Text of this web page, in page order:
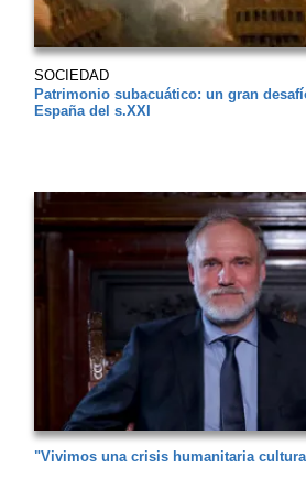
SOCIEDAD
Patrimonio subacuático: un gran
España del s.XXI
"Vivimos una crisis humanitaria